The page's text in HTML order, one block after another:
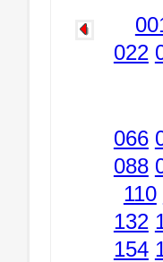
022
066
088
110
132
154